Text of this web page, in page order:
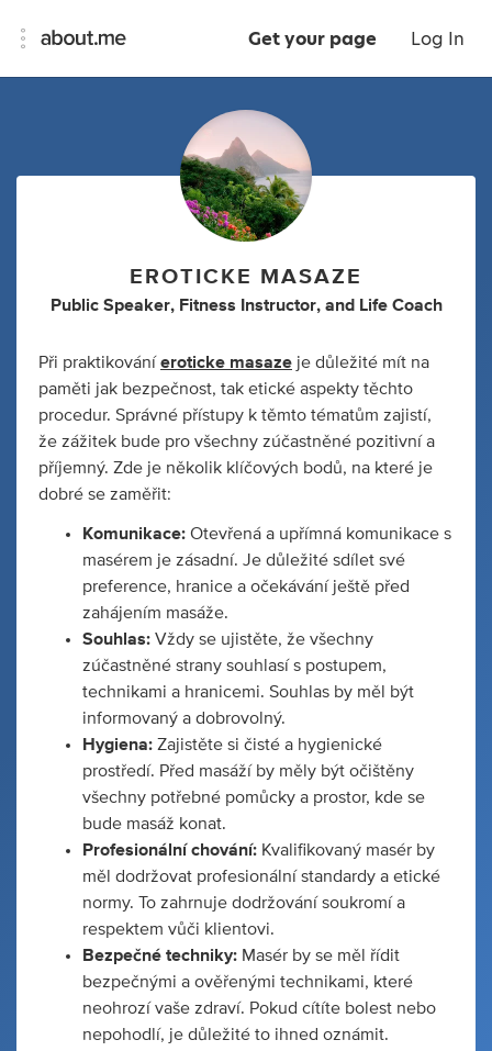
Get your page Log In
EROTICKE MASAZE
Public Speaker, Fitness Instructor, and Life Coach
Při praktikováníeroticke masaze je důležité mít na
paměti jak bezpečnost, tak etické aspekty těchto
procedur. Správné přístupy k těmto tématům zajistí,
že zážitek bude pro všechny zúčastněné pozitivní a
příjemný. Zde je několik klíčových bodů, na které je
dobré se zaměřit:
Komunikace: Otevřená a upřímná komunikace s
masérem je zásadní. Je důležité sdílet své
preference, hranice a očekávání ještě před
zahájením masáže.
Souhlas: Vždy se ujistěte, že všechny
zúčastněné strany souhlasí s postupem,
technikami a hranicemi. Souhlas by měl být
informovaný a dobrovolný.
Hygiena: Zajistěte si čisté a hygienické
prostředí. Před masáží by měly být očištěny
všechny potřebné pomůcky a prostor, kde se
bude masáž konat.
Profesionální chování: Kvalifikovaný masér by
měl dodržovat profesionální standardy a etické
normy. To zahrnuje dodržování soukromí a
respektem vůči klientovi.
Bezpečné techniky: Masér by se měl řídit
bezpečnými a ověřenými technikami, které
neohrozí vaše zdraví. Pokud cítíte bolest nebo
nepohodlí, je důležité to ihned oznámit.